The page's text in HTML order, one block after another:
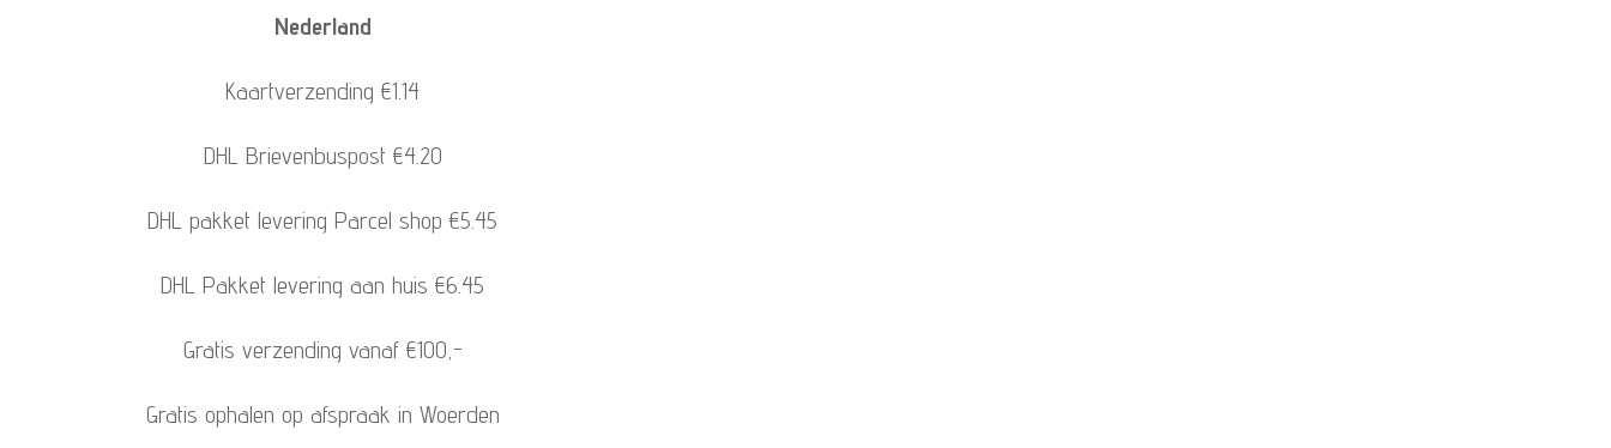
Nederland
Kaartverzending €1.14
DHL Brievenbuspost €4.20
DHL pakket levering Parcel shop €5.45
DHL Pakket levering aan huis €6.45
Gratis verzending vanaf €100,-
Gratis ophalen op afspraak in Woerden